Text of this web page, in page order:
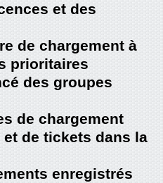
et des
de chargement à
prioritaires
des groupes
de chargement
de tickets dans la
enregistrés